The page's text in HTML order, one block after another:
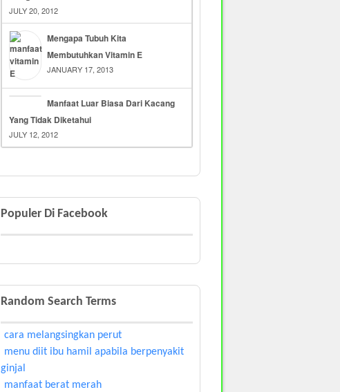
JULY 20, 2012
Mengapa Tubuh Kita
Membutuhkan Vitamin E
JANUARY 17, 2013
Manfaat Luar Biasa Dari Kacang
Yang Tidak Diketahui
JULY 12, 2012
Populer Di Facebook
Random Search Terms
cara melangsingkan perut
menu diit ibu hamil apabila berpenyakit
ginjal
manfaat berat merah